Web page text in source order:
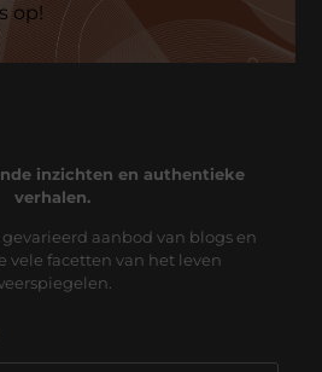
op!
inzichten en authentieke
verhalen.
aanbod van blogs en
vele facetten van het leven